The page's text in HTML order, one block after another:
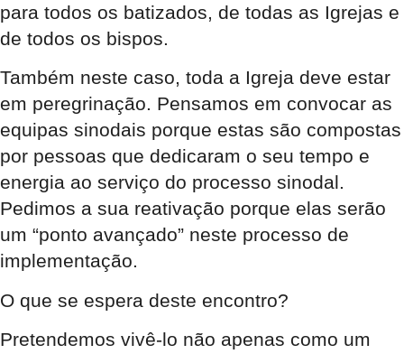
para todos os batizados, de todas as Igrejas e
de todos os bispos.
Também neste caso, toda a Igreja deve estar
em peregrinação. Pensamos em convocar as
equipas sinodais porque estas são compostas
por pessoas que dedicaram o seu tempo e
energia ao serviço do processo sinodal.
Pedimos a sua reativação porque elas serão
um “ponto avançado” neste processo de
implementação.
O que se espera deste encontro?
Pretendemos vivê-lo não apenas como um